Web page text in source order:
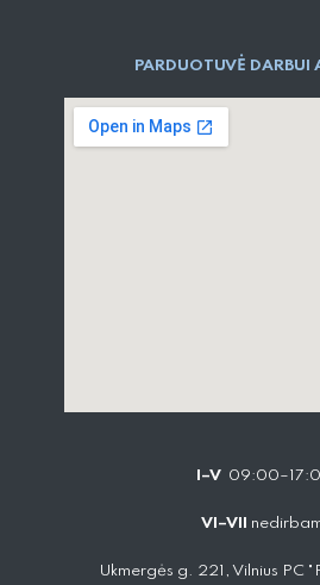
PARDUOTUVĖ DARBUI
I–V
VI–VII
Ukmergės g. 221, Vilnius PC